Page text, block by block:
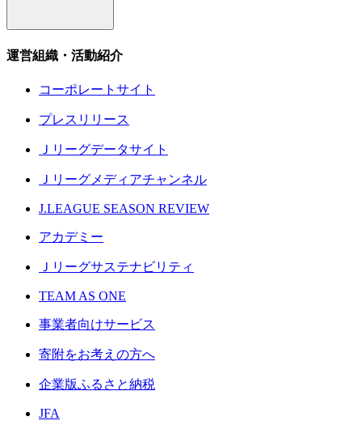
運営組織・活動紹介
コーポレートサイト
プレスリリース
Ｊリーグデータサイト
Ｊリーグメディアチャンネル
J.LEAGUE SEASON REVIEW
アカデミー
Ｊリーグサステナビリティ
TEAM AS ONE
事業者向けサービス
寄附をお考えの方へ
企業版ふるさと納税
JFA